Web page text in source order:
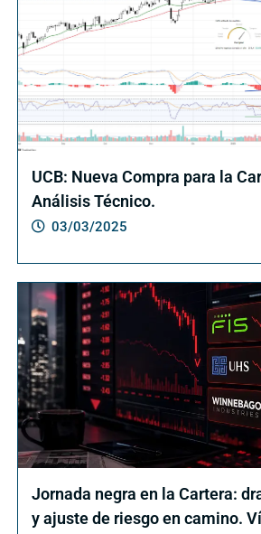
UCB: Nueva Compra para la
Análisis Técnico.
03/03/2025
Jornada negra en la Cartera:
y ajuste de riesgo en camino.